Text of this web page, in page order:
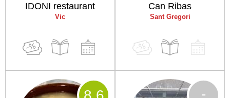
IDONI restaurant
Vic
Can Ribas
Sant Gregori
-